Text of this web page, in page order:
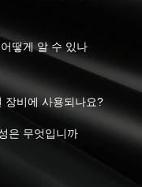
떻게 알 수 있나
장비에 사용되나요?
은 무엇입니까